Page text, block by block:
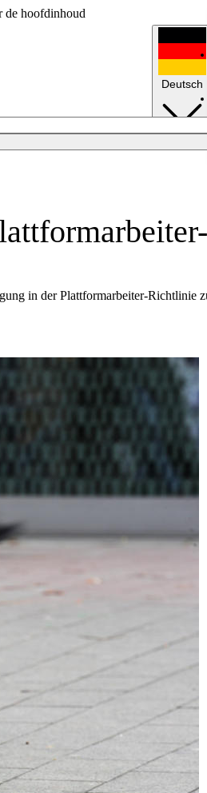
de hoofdinhoud
Deutsch
in der Plattformarbeiter-Richtlinie